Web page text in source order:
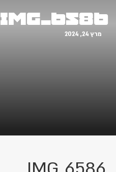
IMG_6586
מרץ 24, 2024